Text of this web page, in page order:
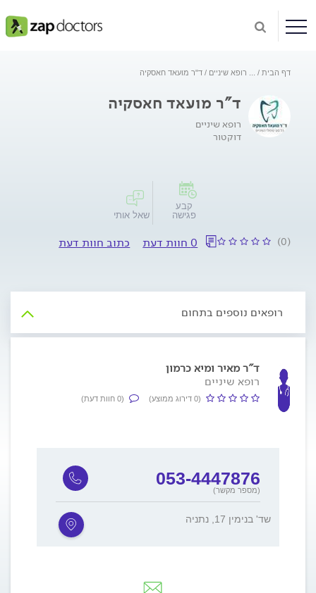
דף הבית רופא שיניים ד"ר מועאד חאסקיה
ד"ר מועאד חאסקיה
רופא שיניים
דוקטור
קבע
פגישה
שאל אותי
(0) 0 חוות דעת כתוב חוות דעת
רופאים נוספים בתחום
ד"ר מאיר ומיא כרמון
רופא שיניים
(0 דירוג ממוצע) (0 חוות דעת)
053-4447876
(מספר מקשר)
שד' בנימין 17, נתניה